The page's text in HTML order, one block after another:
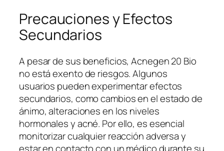
Precauciones y Efectos
Secundarios
A pesar de sus beneficios, Acnegen 20 Bio
no está exento de riesgos. Algunos
usuarios pueden experimentar efectos
secundarios, como cambios en el estado de
ánimo, alteraciones en los niveles
hormonales y acné. Por ello, es esencial
monitorizar cualquier reacción adversa y
estar en contacto con un médico durante su